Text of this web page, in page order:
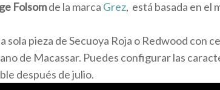
Folsomde la marca Grez, está basada en el
sola pieza de Secuoya Roja o Redwood con
de Macassar. Puedes configurar las
después de julio.